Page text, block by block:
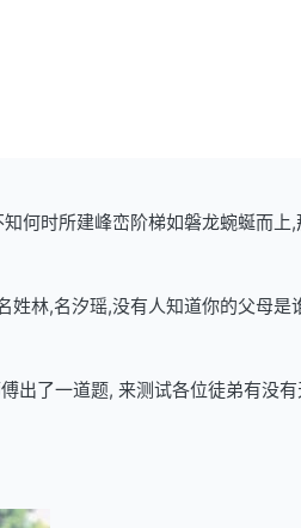
何时所建峰峦阶梯如磐龙蜿蜒而上
林,名汐瑶,没有人知道你的父母是
出了一道题, 来测试各位徒弟有没